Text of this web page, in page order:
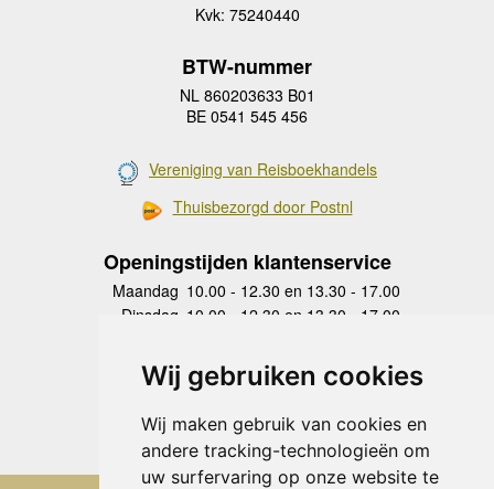
Wij gebruiken cookies
Wij maken gebruik van cookies en
andere tracking-technologieën om
uw surfervaring op onze website te
Kvk: 75240440
BTW-nummer
NL 860203633 B01
BE 0541 545 456
Vereniging van Reisboekhandels
Thuisbezorgd door Postnl
Openingstijden klantenservice
Maandag 10.00 - 12.30 en 13.30 - 17.00
Dinsdag 10.00 - 12.30 en 13.30 - 17.00
Donderdag
10.00 - 12.30 en 13.30 - 17.00
Vrijdag 10.00 - 12.30 en 13.30 - 17.00
Zaterdag
gesloten
Zondag gesloten